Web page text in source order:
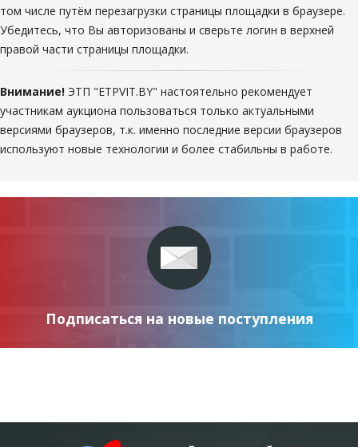
том числе путём перезагрузки страницы площадки в браузере.
Убедитесь, что Вы авторизованы и сверьте логин в верхней
правой части страницы площадки.
Внимание! ЭТП "ETPVIT.BY" настоятельно рекомендует
участникам аукциона пользоваться только актуальными
версиями браузеров, т.к. именно последние версии браузеров
используют новые технологии и более стабильны в работе.
Подписаться на новые поступления